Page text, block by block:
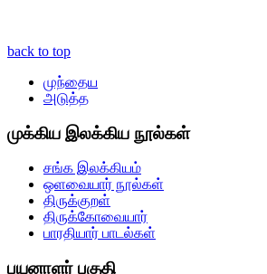
back to top
முந்தைய
அடுத்த
முக்கிய இலக்கிய நூல்கள்
சங்க இலக்கியம்
ஒளவையார் நூல்கள்
திருக்குறள்
திருக்கோவையார்
பாரதியார் பாடல்கள்
பயனாளர் பகுதி